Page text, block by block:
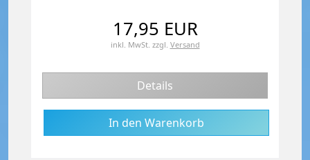
17,95 EUR
inkl. MwSt. zzgl. Versand
Details